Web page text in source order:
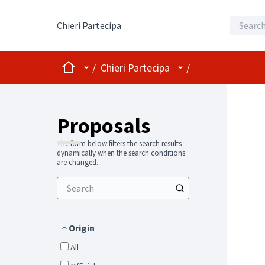
Chieri Partecipa
HomeMain menu
/ Chieri Partecipa User menu
/
Proposals
The form below filters the search results
dynamically when the search conditions
are changed.
Origin
All